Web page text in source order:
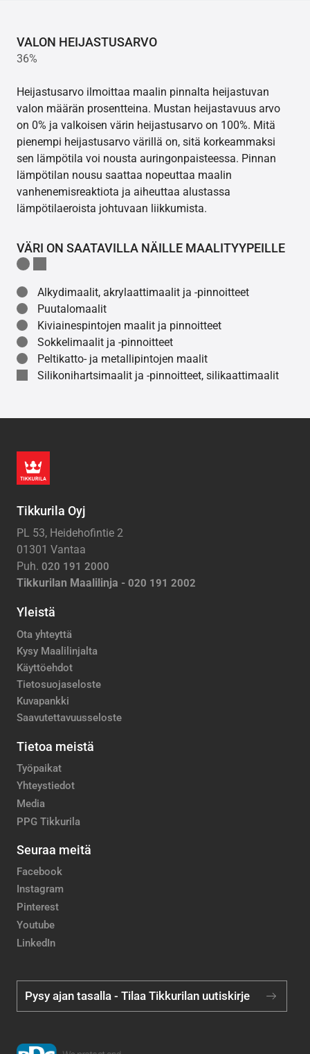
VALON HEIJASTUSARVO
36%
Heijastusarvo ilmoittaa maalin pinnalta heijastuvan
valon määrän prosentteina. Mustan heijastavuus arvo
on 0% ja valkoisen värin heijastusarvo on 100%. Mitä
pienempi heijastusarvo värillä on, sitä korkeammaksi
sen lämpötila voi nousta auringonpaisteessa. Pinnan
lämpötilan nousu saattaa nopeuttaa maalin
vanhenemisreaktiota ja aiheuttaa alustassa
lämpötilaeroista johtuvaan liikkumista.
VÄRI ON SAATAVILLA NÄILLE MAALITYYPEILLE
Alkydimaalit, akrylaattimaalit ja -pinnoitteet
Puutalomaalit
Kiviainespintojen maalit ja pinnoitteet
Sokkelimaalit ja -pinnoitteet
Peltikatto- ja metallipintojen maalit
Silikonihartsimaalit ja -pinnoitteet, silikaattimaalit
Tikkurila Oyj
PL 53, Heidehofintie 2
01301 Vantaa
Puh. 020 191 2000
Tikkurilan Maalilinja - 020 191 2002
Yleistä
Ota yhteyttä
Kysy Maalilinjalta
Käyttöehdot
Tietosuojaseloste
Kuvapankki
Saavutettavuusseloste
Tietoa meistä
Työpaikat
Yhteystiedot
Media
PPG Tikkurila
Seuraa meitä
Facebook
Instagram
Pinterest
Youtube
LinkedIn
Pysy ajan tasalla - Tilaa Tikkurilan uutiskirje